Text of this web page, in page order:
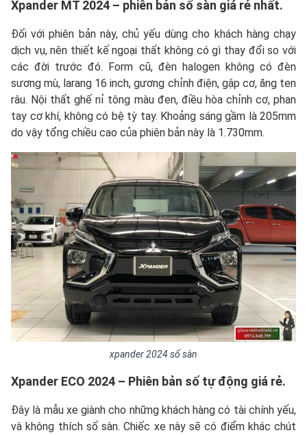
Xpander MT 2024 – phiên bản số sàn giá rẻ nhất.
Đối với phiên bản này, chủ yếu dùng cho khách hàng chạy
dịch vụ, nên thiết kế ngoại thất không có gì thay đổi so với
các đời trước đó. Form cũ, đèn halogen không có đèn
sương mù, larang 16 inch, gương chỉnh điện, gập cơ, ăng ten
râu. Nội thất ghế nỉ tông màu đen, điều hòa chỉnh cơ, phan
tay cơ khí, không có bệ tỳ tay. Khoảng sáng gầm là 205mm
do vậy tổng chiều cao của phiên bản này là 1.730mm.
xpander 2024 số sàn
Xpander ECO 2024 – Phiên bản số tự động giá rẻ.
Đây là mẫu xe giành cho những khách hàng có tài chính yếu,
và không thích số sàn. Chiếc xe này sẽ có điểm khác chút